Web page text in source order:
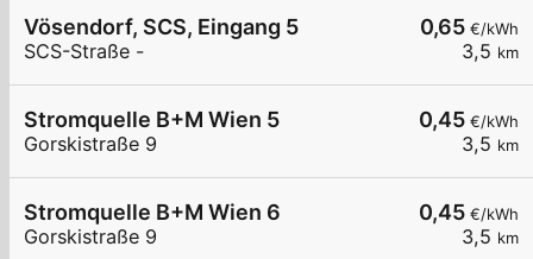
0,65 €/kWh
3,5 km
Vösendorf, SCS, Eingang 5
SCS-Straße -
0,45 €/kWh
3,5 km
Stromquelle B+M Wien 5
Gorskistraße 9
0,45 €/kWh
3,5 km
Stromquelle B+M Wien 6
Gorskistraße 9